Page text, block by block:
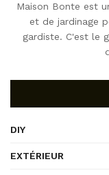
Maison Bonte est
et de jardinage
gardiste. C'est le
DIY
EXTÉRIEUR